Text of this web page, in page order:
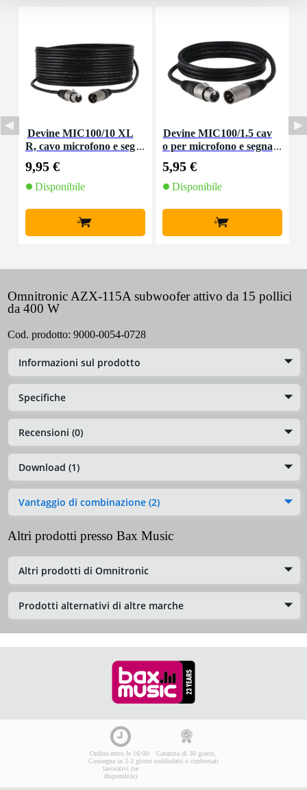
Devine MIC100/10 XL
R, cavo microfono e seg
9,95 €
Disponibile
+
Devine MIC100/1.5 cav
o per microfono e segna
5,95 €
Disponibile
+
Omnitronic AZX-115A subwoofer attivo da 15 pollici
da 400 W
Cod. prodotto: 9000-0054-0728
Informazioni sul prodotto
Specifiche
Recensioni (0)
Download (1)
Vantaggio di combinazione (2)
Altri prodotti presso Bax Music
Altri prodotti di Omnitronic
Prodotti alternativi di altre marche
Ordina entro le 16:00:
Consegna in 2-3 giorni
lavorativi (se
disponibile)
Garanzia di 30 giorni,
soddisfatti o rimborsati